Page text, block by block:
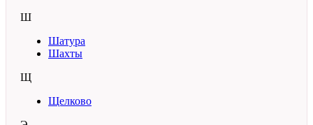
Ш
Шатура
Шахты
Щ
Щелково